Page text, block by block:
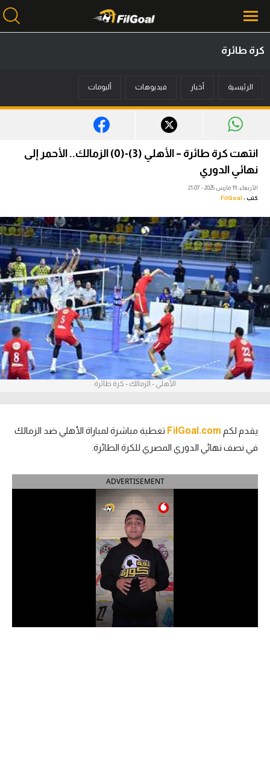
أخبار
ميركاتو
فانتازي في الجول
مسابقة التوقعات
فيديوهات
عدسات
آراء حرة
ركن الألعاب
بطولات
أمريكا 2026
الدوري الإنجليزي الممتاز
الدوري الإسباني
الدوري السعودي للمحترفين
كرة طائرة
الرئيسية أخبار فيديوهات ألبومات
انتهت كرة طائرة – الأهلي (3)-(0) الزمالك.. الأحمر إلى
نهائي الدوري
الأربعاء، 19 مارس 2025 - 21:07
كتب : FilGoal
الأهلي - الزمالك - كرة طائرة
يقدم لكم FilGoal.com تغطية مباشرة لمباراة الأهلي ضد الزمالك
في نصف نهائي الدوري المصري للكرة الطائرة.
ADVERTISEMENT